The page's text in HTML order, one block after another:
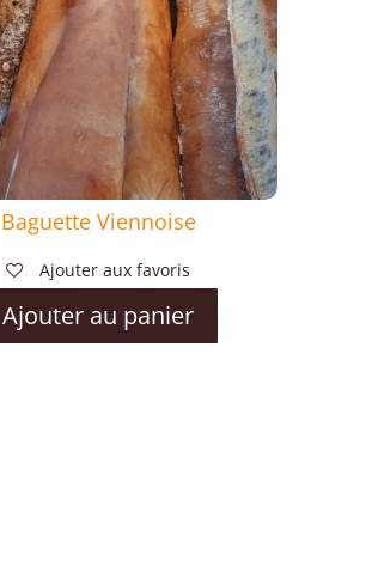
Baguette Viennoise
Ajouter aux favoris
Ajouter au panier